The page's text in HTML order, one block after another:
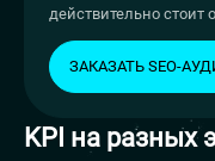
действительно стоит
ЗАКАЗАТЬ SEO-
KPI на разных